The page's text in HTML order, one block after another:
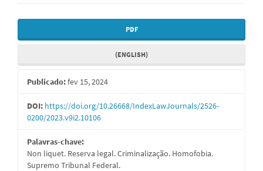
Barra
lateral
de
artigos
PDF
(ENGLISH)
Publicado:fev 15, 2024
DOI: https://doi.org/10.26668/IndexLawJournals/2526-
0200/2023.v9i2.10106
Palavras-chave:
Non liquet. Reserva legal. Criminalização. Homofobia.
Supremo Tribunal Federal.